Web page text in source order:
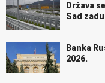
Država
Sad
Banka
2026.